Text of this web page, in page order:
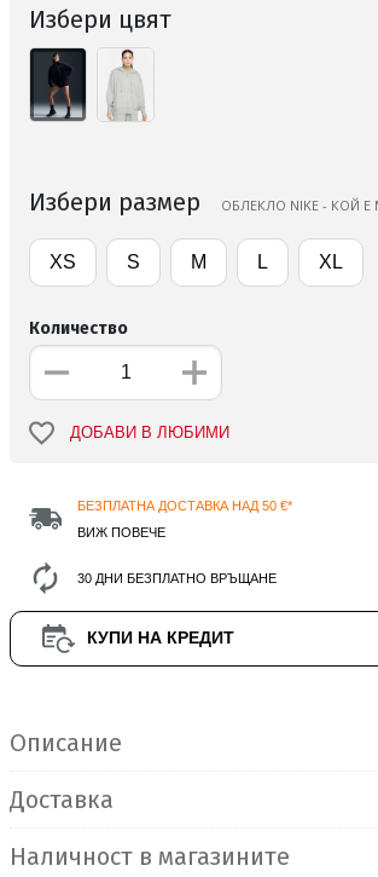
Избери цвят
Избери размер ОБЛЕКЛО NIKE - КОЙ
XS S M L XL
Количество
ДОБАВИ В ЛЮБИМИ
БЕЗПЛАТНА ДОСТАВКА НАД 50 €*
ВИЖ ПОВЕЧЕ
30 ДНИ БЕЗПЛАТНО ВРЪЩАНЕ
КУПИ НА КРЕДИТ
Описание
Доставка
Наличност в магазините